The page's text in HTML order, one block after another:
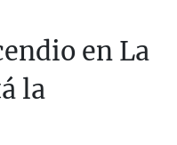
en La
la